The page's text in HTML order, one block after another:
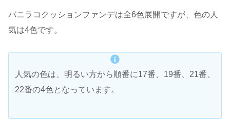
バニラコクッションファンデは全6色展開ですが、色の人
気は4色です。
人気の色は、明るい方から順番に17番、19番、21番、
22番の4色となっています。